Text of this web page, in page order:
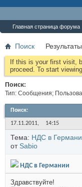
Главная страница форума
Поиск
If this is your first visit,
proceed. To start
Поиск:
Тип: Сообщения;
Поиск:
17.11.2011, 14:15
Тема: НДС в
от Sabio
НДС в Германии
Здравствуйте!